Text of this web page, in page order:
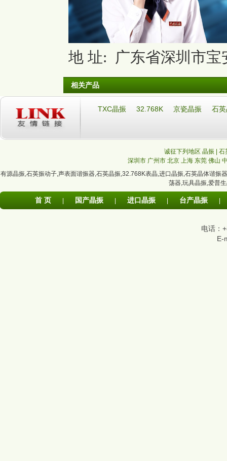
地 址: 广东省深圳市宝
相关产品
TXC晶振 32.768K 京瓷晶振 石
诚征下列地区 晶振 |
深圳市 广州市 北京 上海 东莞 佛山
有源晶振,石英振动子,声表面谐振器,石英晶振,32.768K表晶,进口晶振,石英晶体谐振器
荡器,玩具晶振,爱普
首 页 国产晶振 进口晶振 台产晶振
电话：
E-